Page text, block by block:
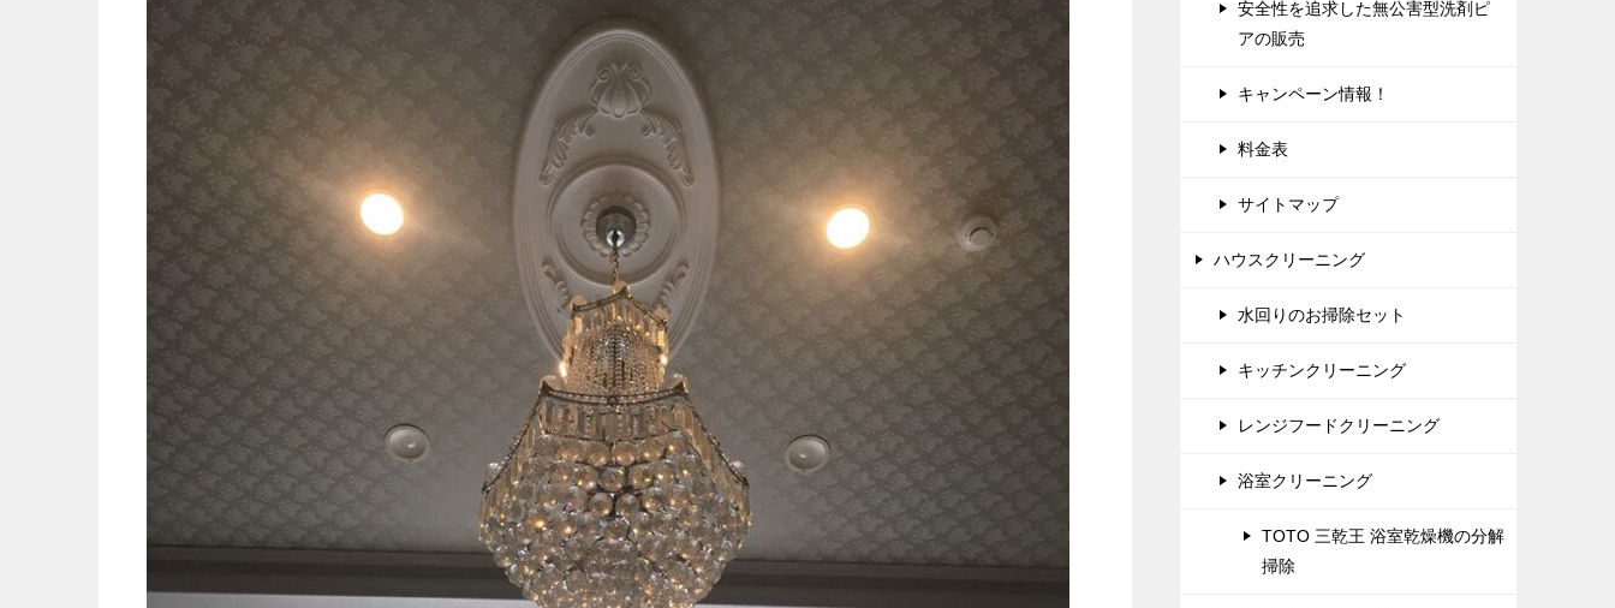
安全性を追求した無公害型洗剤ピ
アの販売
キャンペーン情報！
料金表
サイトマップ
ハウスクリーニング
水回りのお掃除セット
キッチンクリーニング
レンジフードクリーニング
浴室クリーニング
TOTO 三乾王 浴室乾燥機の分解
掃除